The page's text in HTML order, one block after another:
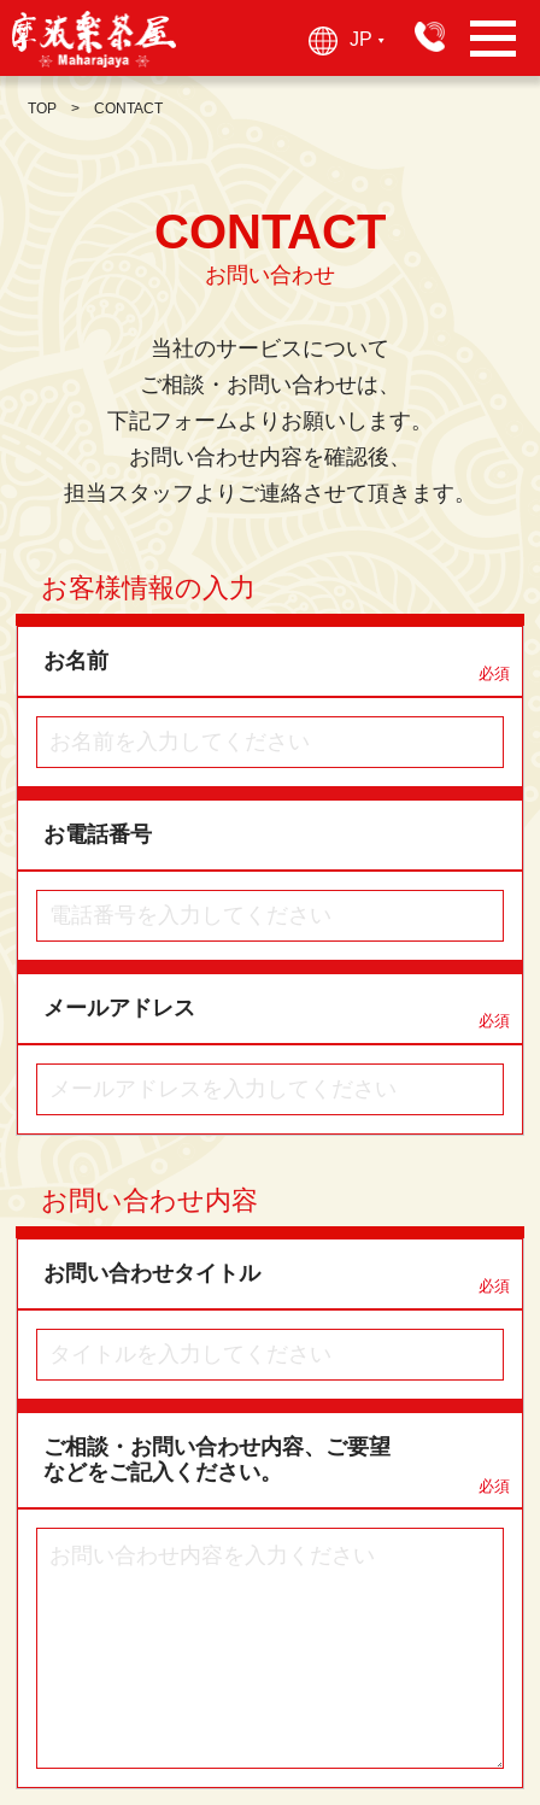
JP ▶︎
TOP CONTACT
CONTACT
お問い合わせ
当社のサービスについて
ご相談・お問い合わせは、
下記フォームよりお願いします。
お問い合わせ内容を確認後、
担当スタッフよりご連絡させて頂きます。
お客様情報の入力
お名前
必須
お電話番号
メールアドレス
必須
お問い合わせ内容
お問い合わせタイトル
必須
ご相談・お問い合わせ内容、ご要望
などをご記入ください。
必須